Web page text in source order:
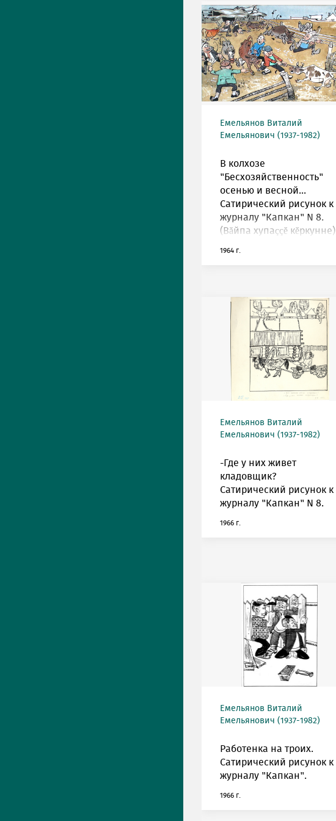
Емельянов Виталий
Емельянович (1937-1982)
В колхозе
"Бесхозяйственность"
осенью и весной...
Сатирический рисунок к
журналу "Капкан" N 8.
(Вăйпа хупаççĕ кĕркунне)
1964 г.
Емельянов Виталий
Емельянович (1937-1982)
-Где у них живет
кладовщик?
Сатирический рисунок к
журналу "Капкан" N 8.
1966 г.
Емельянов Виталий
Емельянович (1937-1982)
Работенка на троих.
Сатирический рисунок к
журналу "Капкан".
1966 г.